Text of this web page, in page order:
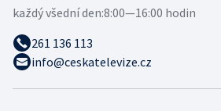
každý všední den:8:00—16:00 hodin
261 136 113
info@ceskatelevize.cz